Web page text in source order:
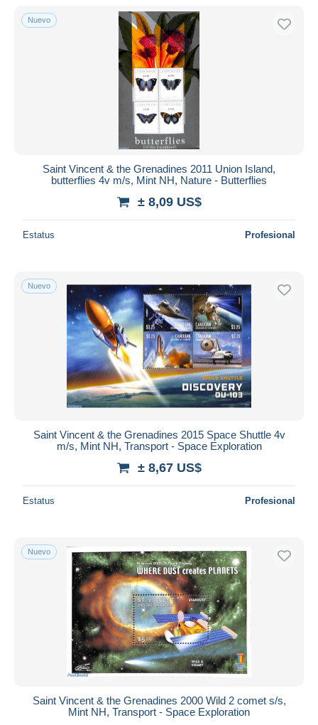
Sólo con descuento
Transferencia bancaria
iDeal
Deseleccionar todo
Aplicar
Nuevo
Saint Vincent & the Grenadines 2011 Union Island,
butterflies 4v m/s, Mint NH, Nature - Butterflies
± 8,09 US$
Estatus Profesional
Nuevo
Saint Vincent & the Grenadines 2015 Space Shuttle 4v
m/s, Mint NH, Transport - Space Exploration
± 8,67 US$
Estatus Profesional
Nuevo
Saint Vincent & the Grenadines 2000 Wild 2 comet s/s,
Mint NH, Transport - Space Exploration